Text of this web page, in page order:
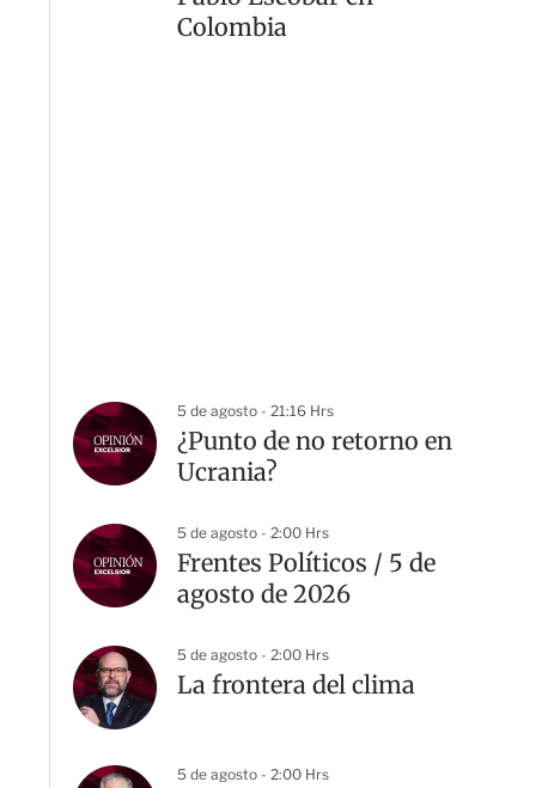
Colombia
5 de agosto - 21:16 Hrs
¿Punto de no retorno en
Ucrania?
5 de agosto - 2:00 Hrs
Frentes Políticos / 5 de
agosto de 2026
5 de agosto - 2:00 Hrs
La frontera del clima
5 de agosto - 2:00 Hrs